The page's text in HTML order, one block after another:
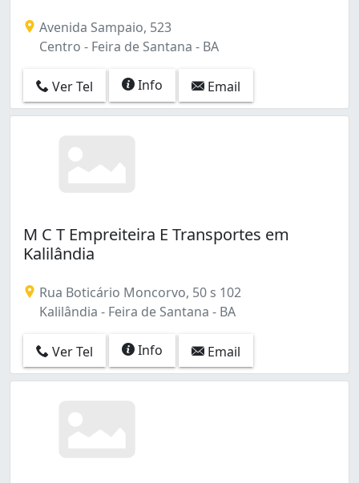
Avenida Sampaio, 523
Centro - Feira de Santana - BA
Ver Tel Info Email
M C T Empreiteira E Transportes em
Kalilândia
Rua Boticário Moncorvo, 50 s 102
Kalilândia - Feira de Santana - BA
Ver Tel Info Email